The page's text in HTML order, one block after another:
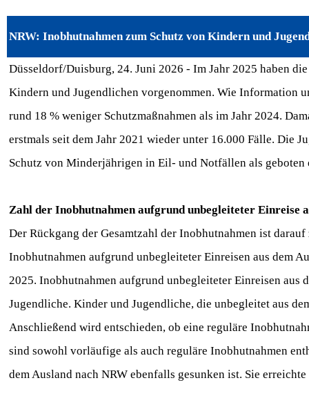
NRW: Inobhutnahmen zum Schutz von Kindern und
Düsseldorf/Duisburg, 24. Juni 2026 - Im Jahr 2025 haben
Kindern und Jugendlichen vorgenommen. Wie Information
rund 18 % weniger Schutzmaßnahmen als im Jahr 2024.
erstmals seit dem Jahr 2021 wieder unter 16.000 Fälle. Die
Schutz von Minderjährigen in Eil- und Notfällen als geboten
Zahl der Inobhutnahmen aufgrund unbegleiteter Einreise
Der Rückgang der Gesamtzahl der Inobhutnahmen ist
Inobhutnahmen aufgrund unbegleiteter Einreisen aus dem
2025. Inobhutnahmen aufgrund unbegleiteter Einreisen
Jugendliche. Kinder und Jugendliche, die unbegleitet aus
Anschließend wird entschieden, ob eine reguläre
sind sowohl vorläufige als auch reguläre Inobhutnahmen
dem Ausland nach NRW ebenfalls gesunken ist. Sie